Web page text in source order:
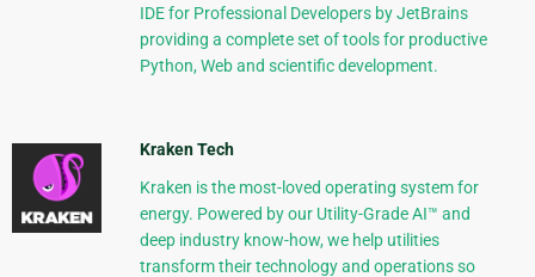
IDE for Professional Developers by JetBrains
providing a complete set of tools for productive
Python, Web and scientific development.
Kraken Tech
Kraken is the most-loved operating system for
energy. Powered by our Utility-Grade AI™ and
deep industry know-how, we help utilities
transform their technology and operations so